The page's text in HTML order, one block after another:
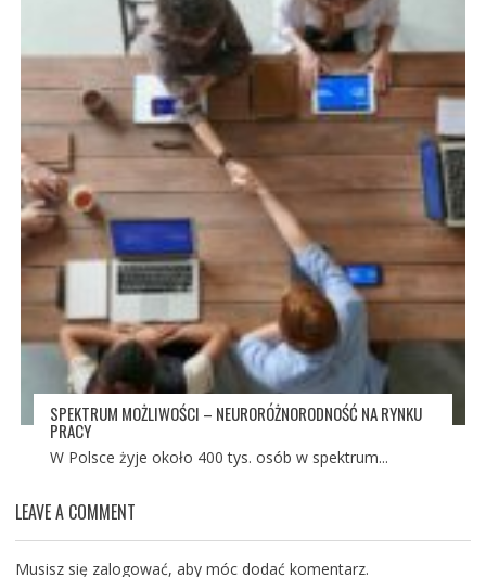
SPEKTRUM MOŻLIWOŚCI – NEURORÓŻNORODNOŚĆ NA RYNKU
PRACY
W Polsce żyje około 400 tys. osób w spektrum...
LEAVE A COMMENT
Musisz się zalogować, aby móc dodać komentarz.